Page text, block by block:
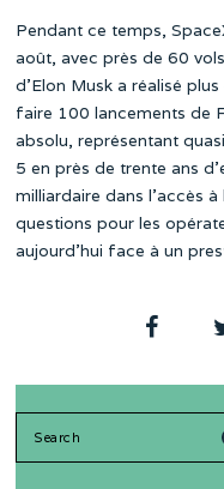
Pendant ce temps,
août, avec près de 60
d’Elon Musk a réalisé
faire 100 lancements de
absolu, représentant
5 en près de trente ans
milliardaire dans l’accès
questions pour les
aujourd’hui face à un